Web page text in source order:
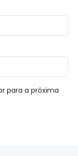
para a próxima